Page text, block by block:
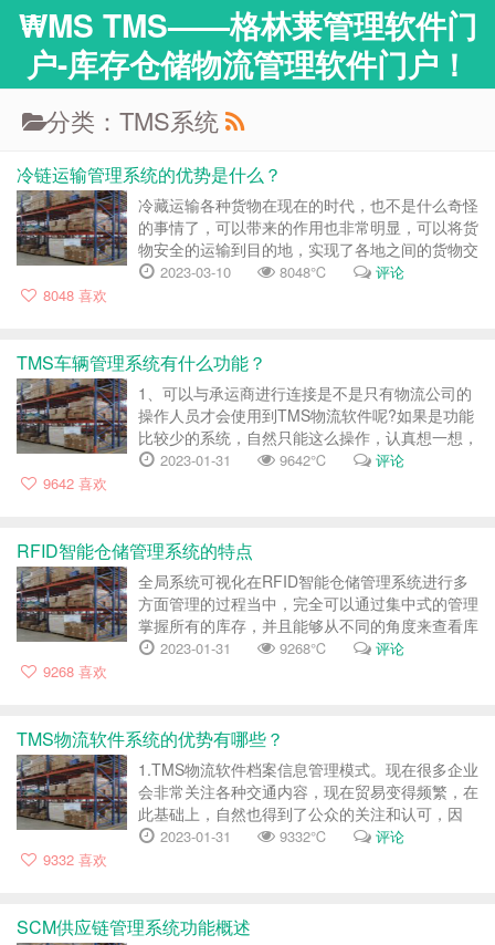
WMS TMS——格林莱管理软件门
户-库存仓储物流管理软件门户！
分类：TMS系统
冷链运输管理系统的优势是什么？
冷藏运输各种货物在现在的时代，也不是什么奇怪
的事情了，可以带来的作用也非常明显，可以将货
物安全的运输到目的地，实现了各地之间的货物交
流，不过为了保证货物可以顺利的进行运输，现在
2023-03-10 8048℃
评论
8048 喜欢
TMS车辆管理系统有什么功能？
1、可以与承运商进行连接是不是只有物流公司的
操作人员才会使用到TMS物流软件呢?如果是功能
比较少的系统，自然只能这么操作，认真想一想，
就会发现存在的隐患非常多了，而构建了透明化信
2023-01-31 9642℃
评论
9642 喜欢
RFID智能仓储管理系统的特点
全局系统可视化在RFID智能仓储管理系统进行多
方面管理的过程当中，完全可以通过集中式的管理
掌握所有的库存，并且能够从不同的角度来查看库
存量，而且能够有效了解各个不同的分布情况，能
2023-01-31 9268℃
评论
9268 喜欢
TMS物流软件系统的优势有哪些？
1.TMS物流软件档案信息管理模式。现在很多企业
会非常关注各种交通内容，现在贸易变得频繁，在
此基础上，自然也得到了公众的关注和认可，因
此，关注交通行业，也可以确保交易过程更加顺利
2023-01-31 9332℃
评论
9332 喜欢
SCM供应链管理系统功能概述